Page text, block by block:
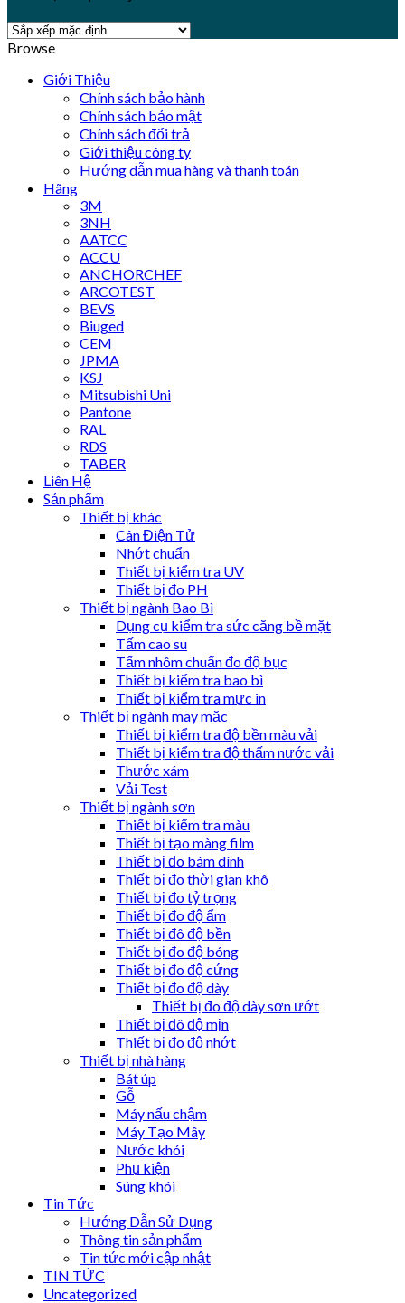
Browse
Giới Thiệu
Chính sách bảo hành
Chính sách bảo mật
Chính sách đổi trả
Giới thiệu công ty
Hướng dẫn mua hàng và thanh toán
Hãng
3M
3NH
AATCC
ACCU
ANCHORCHEF
ARCOTEST
BEVS
Biuged
CEM
JPMA
KSJ
Mitsubishi Uni
Pantone
RAL
RDS
TABER
Liên Hệ
Sản phẩm
Thiết bị khác
Cân Điện Tử
Nhớt chuẩn
Thiết bị kiểm tra UV
Thiết bị đo PH
Thiết bị ngành Bao Bì
Dụng cụ kiểm tra sức căng bề mặt
Tấm cao su
Tấm nhôm chuẩn đo độ bục
Thiết bị kiểm tra bao bì
Thiết bị kiểm tra mực in
Thiết bị ngành may mặc
Thiết bị kiểm tra độ bền màu vải
Thiết bị kiểm tra độ thấm nước vải
Thước xám
Vải Test
Thiết bị ngành sơn
Thiết bị kiểm tra màu
Thiết bị tạo màng film
Thiết bị đo bám dính
Thiết bị đo thời gian khô
Thiết bị đo tỷ trọng
Thiết bị đo độ ẩm
Thiết bị đô độ bền
Thiết bị đo độ bóng
Thiết bị đo độ cứng
Thiết bị đo độ dày
Thiết bị đo độ dày sơn ướt
Thiết bị đô độ mịn
Thiết bị đo độ nhớt
Thiết bị nhà hàng
Bát úp
Gỗ
Máy nấu chậm
Máy Tạo Mây
Nước khói
Phụ kiện
Súng khói
Tin Tức
Hướng Dẫn Sử Dụng
Thông tin sản phẩm
Tin tức mới cập nhật
TIN TỨC
Uncategorized